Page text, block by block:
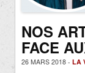
NOS
FACE
26 MARS 2018 - LA